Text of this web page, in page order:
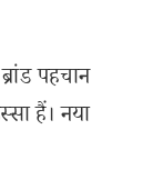
पहचान
हैं। नया